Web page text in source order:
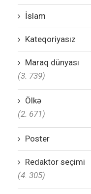
İslam
Kateqoriyasız
Maraq dünyası
(3. 739)
Ölkə
(2. 671)
Poster
Redaktor seçimi
(4. 305)